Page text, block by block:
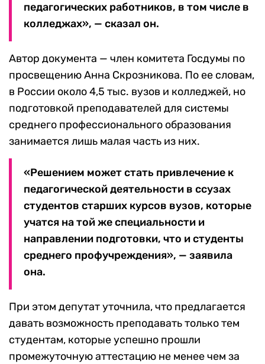
педагогических работников, в том числе в
колледжах», — сказал он.
Автор документа — член комитета Госдумы по
просвещению Анна Скрозникова. По ее словам,
в России около 4,5 тыс. вузов и колледжей, но
подготовкой преподавателей для системы
среднего профессионального образования
занимается лишь малая часть из них.
«Решением может стать привлечение к
педагогической деятельности в ссузах
студентов старших курсов вузов, которые
учатся на той же специальности и
направлении подготовки, что и студенты
среднего профучреждения», — заявила
она.
При этом депутат уточнила, что предлагается
давать возможность преподавать только тем
студентам, которые успешно прошли
промежуточную аттестацию не менее чем за